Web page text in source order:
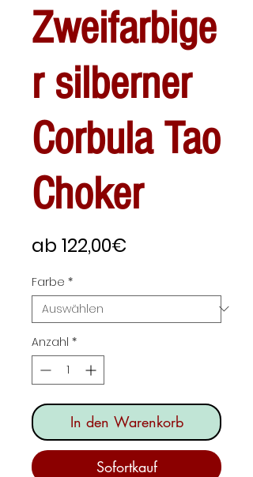
Zweifarbige
r silberner
Corbula Tao
Choker
ab 122,00€
Farbe *
Anzahl *
In den Warenkorb
Sofortkauf